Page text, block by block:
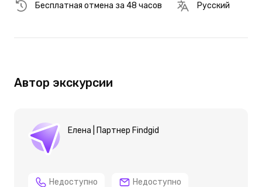
Бесплатная отмена за 48 часов Русский
Автор экскурсии
Елена | Партнер Findgid
Недоступно Недоступно